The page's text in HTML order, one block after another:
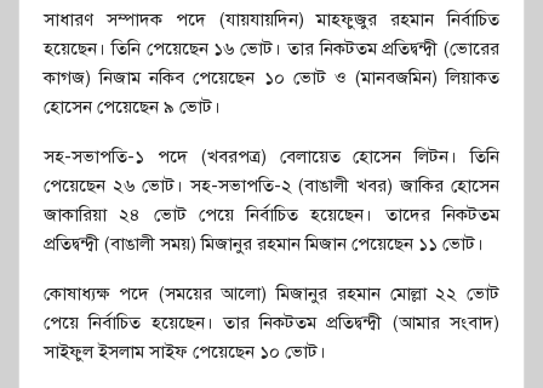
সাধারণ সম্পাদক পদে (যায়যায়দিন) মাহফুজুর রহমান নির্বাচিত
হয়েছেন। তিনি পেয়েছেন ১৬ ভোট। তার নিকটতম প্রতিদ্বন্দ্বী (ভোরের
কাগজ) নিজাম নকিব পেয়েছেন ১০ ভোট ও (মানবজমিন) লিয়াকত
হোসেন পেয়েছেন ৯ ভোট।
সহ-সভাপতি-১ পদে (খবরপত্র) বেলায়েত হোসেন লিটন। তিনি
পেয়েছেন ২৬ ভোট। সহ-সভাপতি-২ (বাঙালী খবর) জাকির হোসেন
জাকারিয়া ২৪ ভোট পেয়ে নির্বাচিত হয়েছেন। তাদের নিকটতম
প্রতিদ্বন্দ্বী (বাঙালী সময়) মিজানুর রহমান মিজান পেয়েছেন ১১ ভোট।
কোষাধ্যক্ষ পদে (সময়ের আলো) মিজানুর রহমান মোল্লা ২২ ভোট
পেয়ে নির্বাচিত হয়েছেন। তার নিকটতম প্রতিদ্বন্দ্বী (আমার সংবাদ)
সাইফুল ইসলাম সাইফ পেয়েছেন ১০ ভোট।